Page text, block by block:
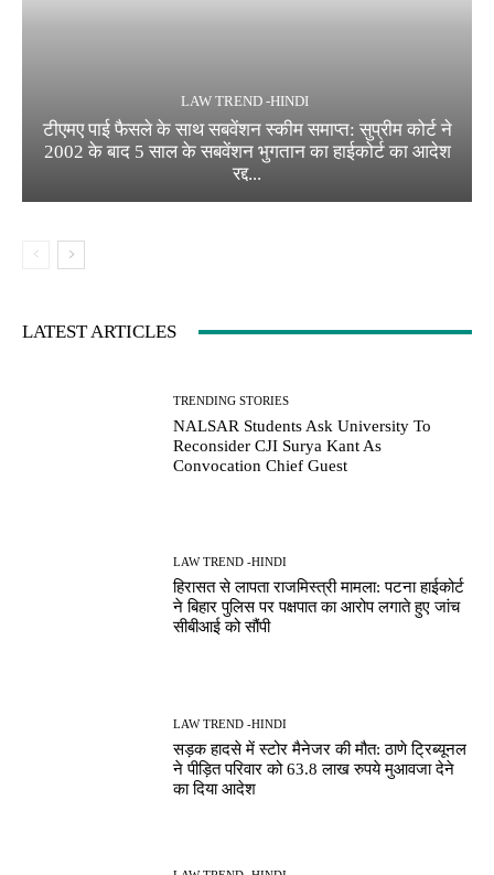
LAW TREND -HINDI
टीएमए पाई फैसले के साथ सबवेंशन स्कीम समाप्त: सुप्रीम कोर्ट ने
2002 के बाद 5 साल के सबवेंशन भुगतान का हाईकोर्ट का आदेश
रद्द...
LATEST ARTICLES
TRENDING STORIES
NALSAR Students Ask University To
Reconsider CJI Surya Kant As
Convocation Chief Guest
LAW TREND -HINDI
हिरासत से लापता राजमिस्त्री मामला: पटना हाईकोर्ट
ने बिहार पुलिस पर पक्षपात का आरोप लगाते हुए जांच
सीबीआई को सौंपी
LAW TREND -HINDI
सड़क हादसे में स्टोर मैनेजर की मौत: ठाणे ट्रिब्यूनल
ने पीड़ित परिवार को 63.8 लाख रुपये मुआवजा देने
का दिया आदेश